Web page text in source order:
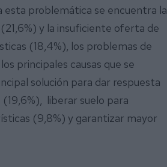
esta problemática se encuentra la
y la insuficiente oferta de
(18,4%), los problemas de
principales causas que se
solución para dar respuesta
liberar suelo para
(9,8%) y garantizar mayor